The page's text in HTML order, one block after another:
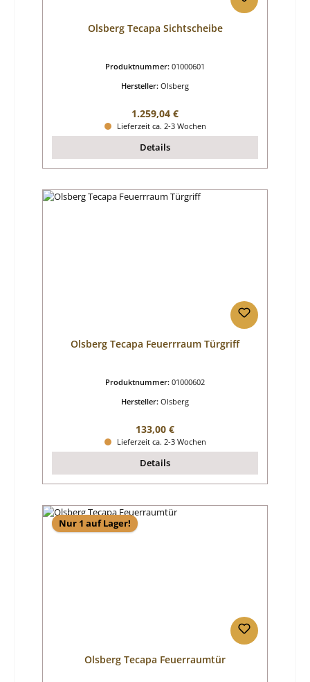
Olsberg Tecapa Sichtscheibe
Produktnummer: 01000601
Hersteller: Olsberg
Regulärer Preis:
1.259,04 €
Lieferzeit ca. 2-3 Wochen
Details
Olsberg Tecapa Feuerrraum Türgriff
Produktnummer: 01000602
Hersteller: Olsberg
Regulärer Preis:
133,00 €
Lieferzeit ca. 2-3 Wochen
Details
Nur 1 auf Lager!
Olsberg Tecapa Feuerraumtür